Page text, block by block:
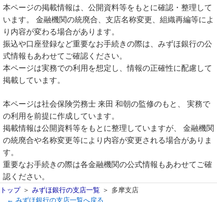
本ページの掲載情報は、公開資料等をもとに確認・整理して
います。 金融機関の統廃合、支店名称変更、組織再編等によ
り内容が変わる場合があります。
振込や口座登録など重要なお手続きの際は、みずほ銀行の公
式情報もあわせてご確認ください。
本ページは実務での利用を想定し、情報の正確性に配慮して
掲載しています。
本ページは社会保険労務士 来田 和朝の監修のもと、 実務で
の利用を前提に作成しています。
掲載情報は公開資料等をもとに整理していますが、 金融機関
の統廃合や名称変更等により内容が変更される場合がありま
す。
重要なお手続きの際は各金融機関の公式情報もあわせてご確
認ください。
トップ みずほ銀行の支店一覧
多摩支店
← みずほ銀行の支店一覧へ戻る